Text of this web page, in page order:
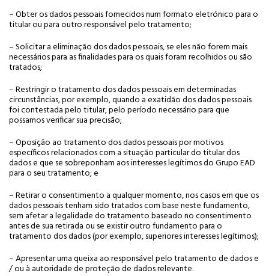
– Obter os dados pessoais fornecidos num formato eletrónico para o
titular ou para outro responsável pelo tratamento;
– Solicitar a eliminação dos dados pessoais, se eles não forem mais
necessários para as finalidades para os quais foram recolhidos ou são
tratados;
– Restringir o tratamento dos dados pessoais em determinadas
circunstâncias, por exemplo, quando a exatidão dos dados pessoais
foi contestada pelo titular, pelo período necessário para que
possamos verificar sua precisão;
– Oposição ao tratamento dos dados pessoais por motivos
específicos relacionados com a situação particular do titular dos
dados e que se sobreponham aos interesses legítimos do Grupo EAD
para o seu tratamento; e
– Retirar o consentimento a qualquer momento, nos casos em que os
dados pessoais tenham sido tratados com base neste fundamento,
sem afetar a legalidade do tratamento baseado no consentimento
antes de sua retirada ou se existir outro fundamento para o
tratamento dos dados (por exemplo, superiores interesses legítimos);
– Apresentar uma queixa ao responsável pelo tratamento de dados e
/ ou à autoridade de proteção de dados relevante.